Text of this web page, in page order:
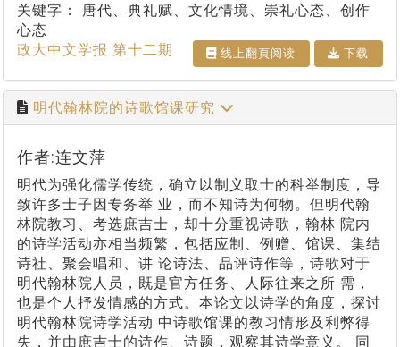
关键字： 唐代、典礼赋、文化情境、崇礼心态、创作
心态
政大中文学报 第十二期
线上翻⾴阅读 下载
明代翰林院的诗歌馆课研究
作者:连文萍
明代为强化儒学传统，确立以制义取士的科举制度，导
致许多士子因专务举 业，而不知诗为何物。但明代翰
林院教习、考选庶吉士，却十分重视诗歌，翰林 院内
的诗学活动亦相当频繁，包括应制、例赠、馆课、集结
诗社、聚会唱和、讲 论诗法、品评诗作等，诗歌对于
明代翰林院人员，既是官方任务、人际往来之所 需，
也是个人抒发情感的方式。本论文以诗学的角度，探讨
明代翰林院诗学活动 中诗歌馆课的教习情形及利弊得
失，并由庶吉士的诗作、诗题，观察其诗学意义。 同